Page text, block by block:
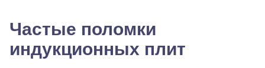
Частые поломки
индукционных плит